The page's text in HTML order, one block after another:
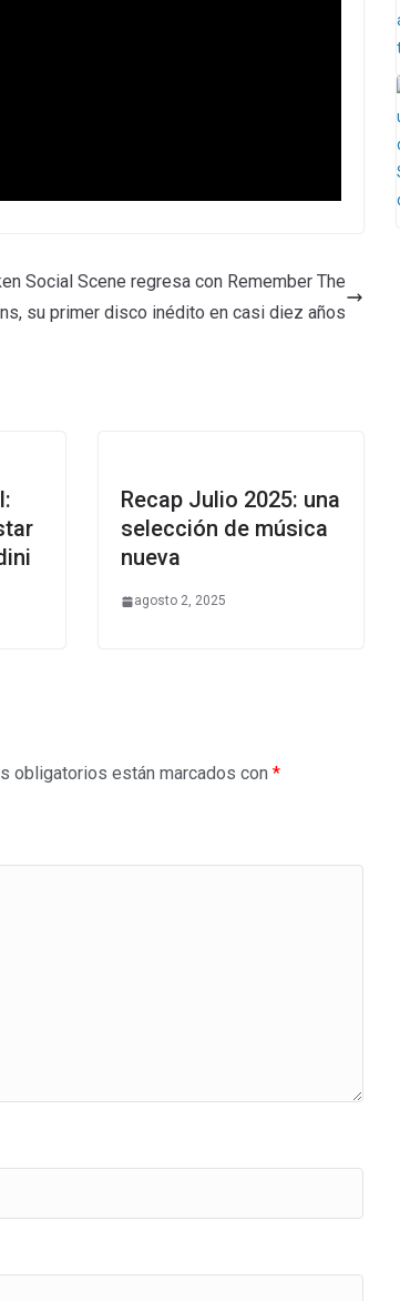
Social Scene regresa con Remember The
su primer disco inédito en casi diez años
Recap Julio 2025: una
selección de música
nueva
agosto 2, 2025
obligatorios están marcados con *